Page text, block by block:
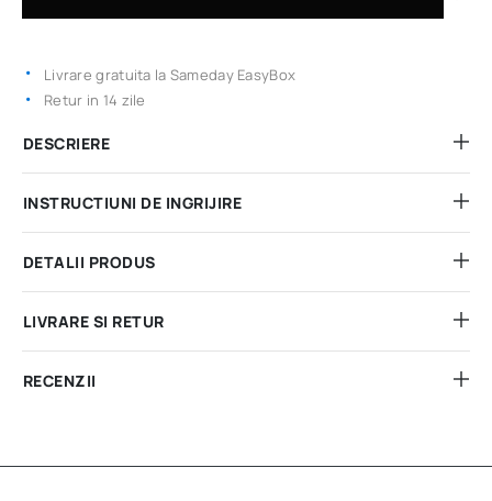
Livrare gratuita la Sameday EasyBox
Retur in 14 zile
DESCRIERE
INSTRUCTIUNI DE INGRIJIRE
DETALII PRODUS
LIVRARE SI RETUR
RECENZII